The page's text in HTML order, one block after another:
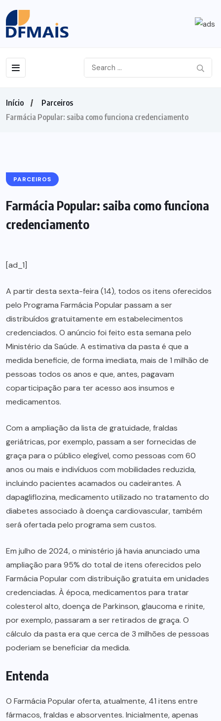
Início
Parceiros
Farmácia Popular: saiba como funciona credenciamento
PARCEIROS
Farmácia Popular: saiba como funciona
credenciamento
[ad_1]
A partir desta sexta-feira (14), todos os itens oferecidos
pelo Programa Farmácia Popular passam a ser
distribuídos gratuitamente em estabelecimentos
credenciados. O anúncio foi feito esta semana pelo
Ministério da Saúde. A estimativa da pasta é que a
medida beneficie, de forma imediata, mais de 1 milhão de
pessoas todos os anos e que, antes, pagavam
coparticipação para ter acesso aos insumos e
medicamentos.
Com a ampliação da lista de gratuidade, fraldas
geriátricas, por exemplo, passam a ser fornecidas de
graça para o público elegível, como pessoas com 60
anos ou mais e indivíduos com mobilidades reduzida,
incluindo pacientes acamados ou cadeirantes. A
dapagliflozina, medicamento utilizado no tratamento do
diabetes associado à doença cardiovascular, também
será ofertada pelo programa sem custos.
Em julho de 2024, o ministério já havia anunciado uma
ampliação para 95% do total de itens oferecidos pelo
Farmácia Popular com distribuição gratuita em unidades
credenciadas. À época, medicamentos para tratar
colesterol alto, doença de Parkinson, glaucoma e rinite,
por exemplo, passaram a ser retirados de graça. O
cálculo da pasta era que cerca de 3 milhões de pessoas
poderiam se beneficiar da medida.
Entenda
O Farmácia Popular oferta, atualmente, 41 itens entre
fármacos, fraldas e absorventes. Inicialmente, apenas